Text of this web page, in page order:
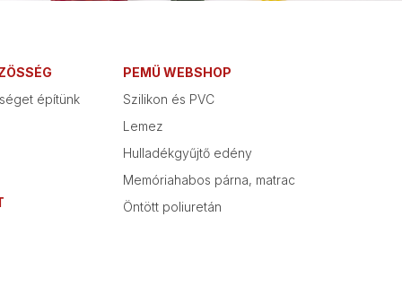
építünk
PEMÜ WEBSHOP
Szilikon és PVC
Lemez
Hulladékgyűjtő edény
Memóriahabos párna, matrac
Öntött poliuretán